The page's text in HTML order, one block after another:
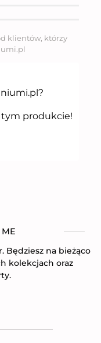
5
n
klientów, którzy
tym produkcie!
Będziesz na bieżąco
kolekcjach oraz